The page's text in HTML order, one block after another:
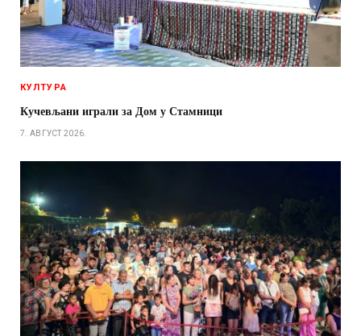
КУЛТУРА
Кучевљани играли за Дом у Стамници
7. АВГУСТ 2026.